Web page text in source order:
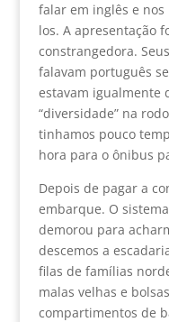
falar em inglês e
los. A apresentação
constrangedora.
falavam português
estavam igualmente
“diversidade” na
tinhamos pouco
hora para o ônibus
Depois de pagar a
embarque. O
demorou para
descemos a
filas de famílias
malas velhas e
compartimentos de